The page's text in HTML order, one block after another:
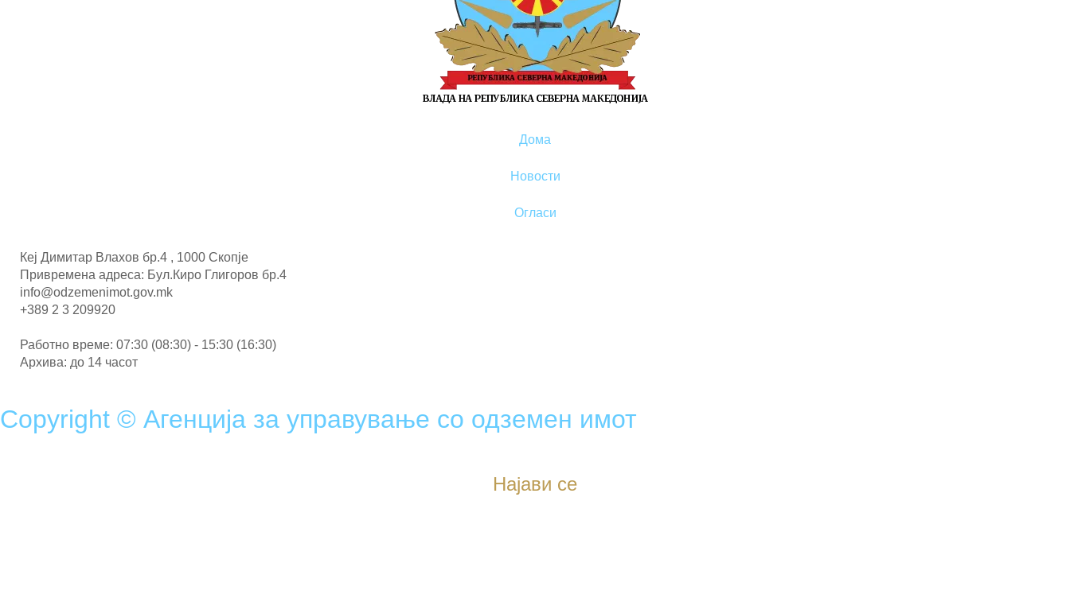
Дома
Новости
Огласи
Кеј Димитар Влахов бр.4 , 1000 Скопје
Привремена адреса: Бул.Киро Глигоров бр.4
info@odzemenimot.gov.mk
+389 2 3 209920
Работно време: 07:30 (08:30) - 15:30 (16:30)
Архива: до 14 часот
Copyright © Агенција за управување со одземен имот
Најави се